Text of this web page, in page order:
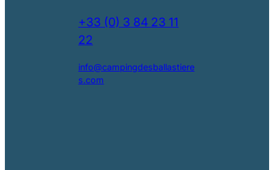
o
r
+33 (0) 3 84 23 11
22
info@campingdesballastiere
s.com